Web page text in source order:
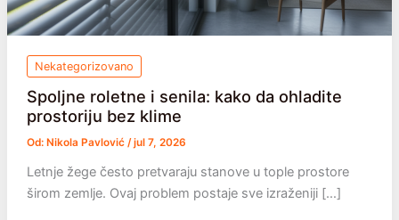
Nekategorizovano
Spoljne roletne i senila: kako da ohladite
prostoriju bez klime
Od: Nikola Pavlović /jul 7, 2026
Letnje žege često pretvaraju stanove u tople prostore
širom zemlje. Ovaj problem postaje sve izraženiji […]